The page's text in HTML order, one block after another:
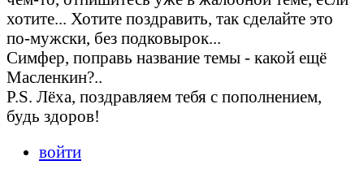
хотите... Хотите поздравить, так сделайте это
по-мужски, без подковырок...
Симфер, поправь название темы - какой ещё
Масленкин?..
P.S. Лёха, поздравляем тебя с пополнением,
будь здоров!
войти